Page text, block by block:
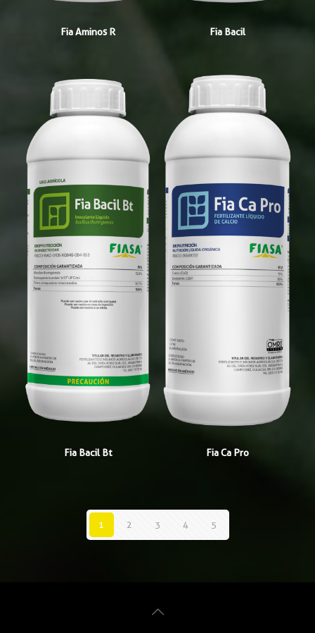
Fia Aminos R Fia Bacil
Fia Bacil Bt Fia Ca Pro
1 2 3 4 5